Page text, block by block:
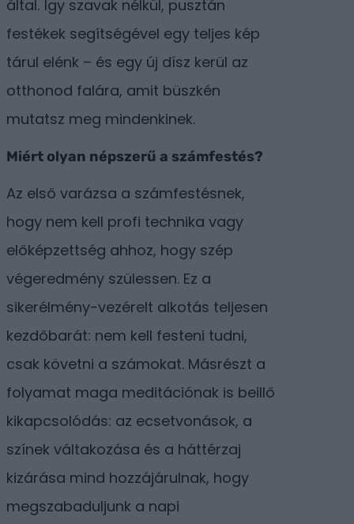
által. Így szavak nélkül, pusztán
festékek segítségével egy teljes kép
tárul elénk – és egy új dísz kerül az
otthonod falára, amit büszkén
mutatsz meg mindenkinek.
Miért olyan népszerű a számfestés?
Az első varázsa a számfestésnek,
hogy nem kell profi technika vagy
előképzettség ahhoz, hogy szép
végeredmény szülessen. Ez a
sikerélmény-vezérelt alkotás teljesen
kezdőbarát: nem kell festeni tudni,
csak követni a számokat. Másrészt a
folyamat maga meditációnak is beillő
kikapcsolódás: az ecsetvonások, a
színek váltakozása és a háttérzaj
kizárása mind hozzájárulnak, hogy
megszabaduljunk a napi